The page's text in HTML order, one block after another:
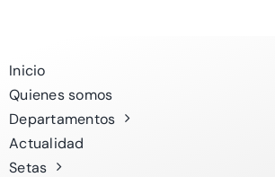
Inicio
Quienes somos
Departamentos
Actualidad
Setas